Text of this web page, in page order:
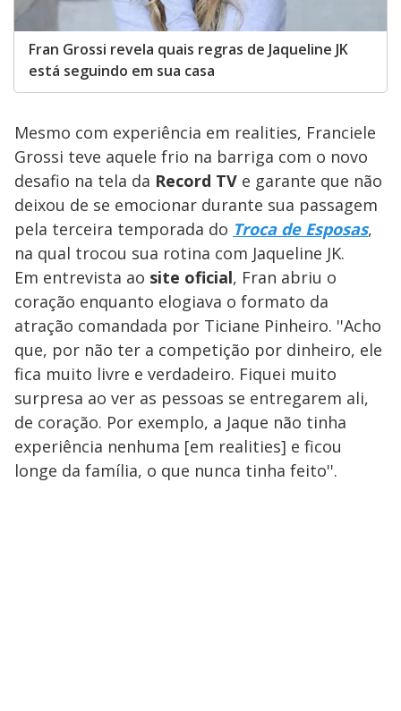
Fran Grossi revela quais regras de Jaqueline JK
está seguindo em sua casa
Mesmo com experiência em realities, Franciele
Grossi teve aquele frio na barriga com o novo
desafio na tela da Record TV e garante que não
deixou de se emocionar durante sua passagem
pela terceira temporada do Troca de Esposas,
na qual trocou sua rotina com Jaqueline JK.
Em entrevista ao site oficial, Fran abriu o
coração enquanto elogiava o formato da
atração comandada por Ticiane Pinheiro. ''Acho
que, por não ter a competição por dinheiro, ele
fica muito livre e verdadeiro. Fiquei muito
surpresa ao ver as pessoas se entregarem ali,
de coração. Por exemplo, a Jaque não tinha
experiência nenhuma [em realities] e ficou
longe da família, o que nunca tinha feito''.